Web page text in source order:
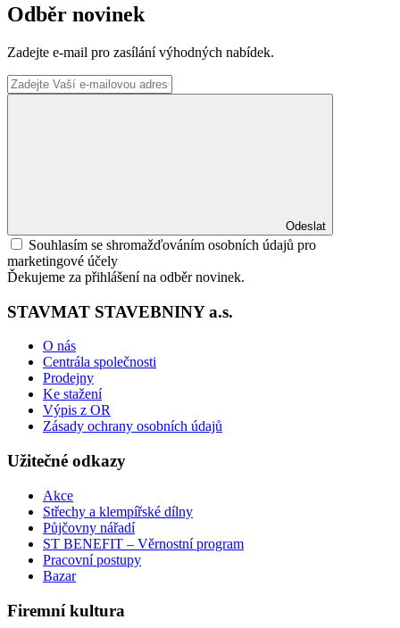
Odběr novinek
Zadejte e-mail pro zasílání výhodných nabídek.
Odeslat
Souhlasím se shromažďováním osobních údajů pro
marketingové účely
Ďekujeme za přihlášení na odběr novinek.
STAVMAT STAVEBNINY a.s.
O nás
Centrála společnosti
Prodejny
Ke stažení
Výpis z OR
Zásady ochrany osobních údajů
Užitečné odkazy
Akce
Střechy a klempířské dílny
Půjčovny nářadí
ST BENEFIT – Věrnostní program
Pracovní postupy
Bazar
Firemní kultura